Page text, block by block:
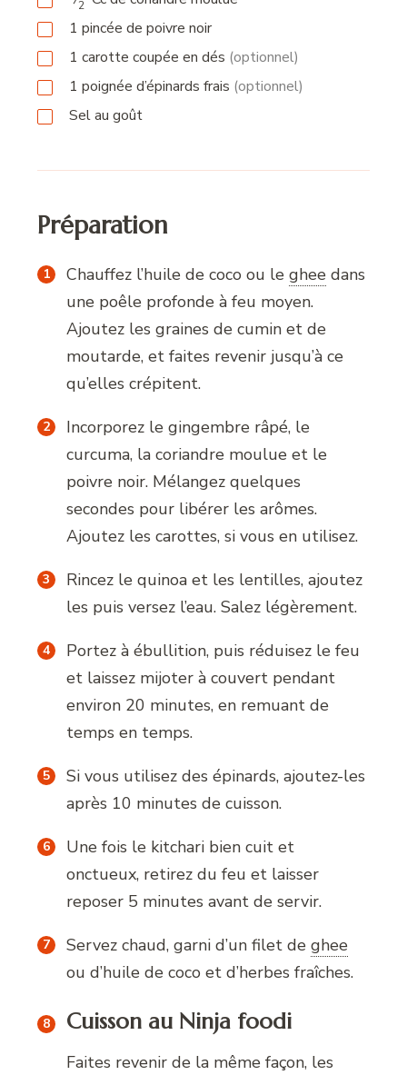
2
1 pincée de poivre noir
1 carotte coupée en dés (optionnel)
1 poignée d’épinards frais (optionnel)
Sel au goût
Préparation
Chauffez l’huile de coco ou le ghee dans
une poêle profonde à feu moyen.
Ajoutez les graines de cumin et de
moutarde, et faites revenir jusqu’à ce
qu’elles crépitent.
Incorporez le gingembre râpé, le
curcuma, la coriandre moulue et le
poivre noir. Mélangez quelques
secondes pour libérer les arômes.
Ajoutez les carottes, si vous en utilisez.
Rincez le quinoa et les lentilles, ajoutez
les puis versez l’eau. Salez légèrement.
Portez à ébullition, puis réduisez le feu
et laissez mijoter à couvert pendant
environ 20 minutes, en remuant de
temps en temps.
Si vous utilisez des épinards, ajoutez-les
après 10 minutes de cuisson.
Une fois le kitchari bien cuit et
onctueux, retirez du feu et laisser
reposer 5 minutes avant de servir.
Servez chaud, garni d’un filet de ghee
ou d’huile de coco et d’herbes fraîches.
Cuisson au Ninja foodi
Faites revenir de la même façon, les